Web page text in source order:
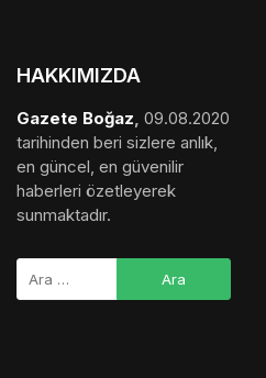
HAKKIMIZDA
Gazete Boğaz, 09.08.2020
tarihinden beri sizlere anlık,
en güncel, en güvenilir
haberleri özetleyerek
sunmaktadır.